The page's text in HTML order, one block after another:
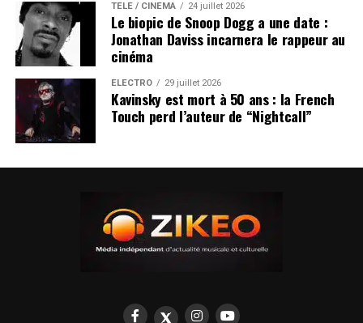
TÉLÉ / CINÉMA 24 juillet 2026
Le biopic de Snoop Dogg a une date :
Jonathan Daviss incarnera le rappeur au
cinéma
ÉLECTRO 29 juillet 2026
Kavinsky est mort à 50 ans : la French
Touch perd l’auteur de “Nightcall”